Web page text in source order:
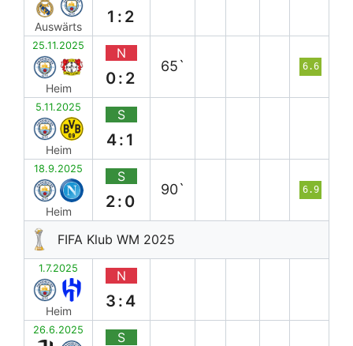
Auswärts
1:2
25.11.2025
Heim
N
0:2
65` 6.6
5.11.2025
Heim
S
4:1
18.9.2025
Heim
S
2:0
90` 6.9
FIFA Klub WM 2025
1.7.2025
Heim
N
3:4
26.6.2025 S